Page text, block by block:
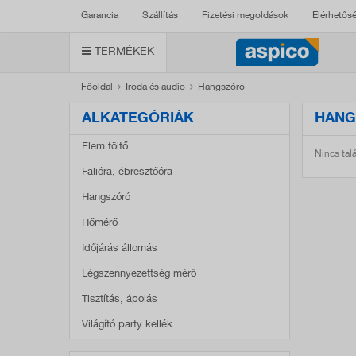
Garancia Szállítás Fizetési megoldások
TERMÉKEK
Főoldal Iroda és audio Hangszóró
ALKATEGÓRIÁK
Elem töltő
Falióra, ébresztőóra
Hangszóró
Hőmérő
Időjárás állomás
Légszennyezettség mérő
Tisztítás, ápolás
Világító party kellék
Nincs